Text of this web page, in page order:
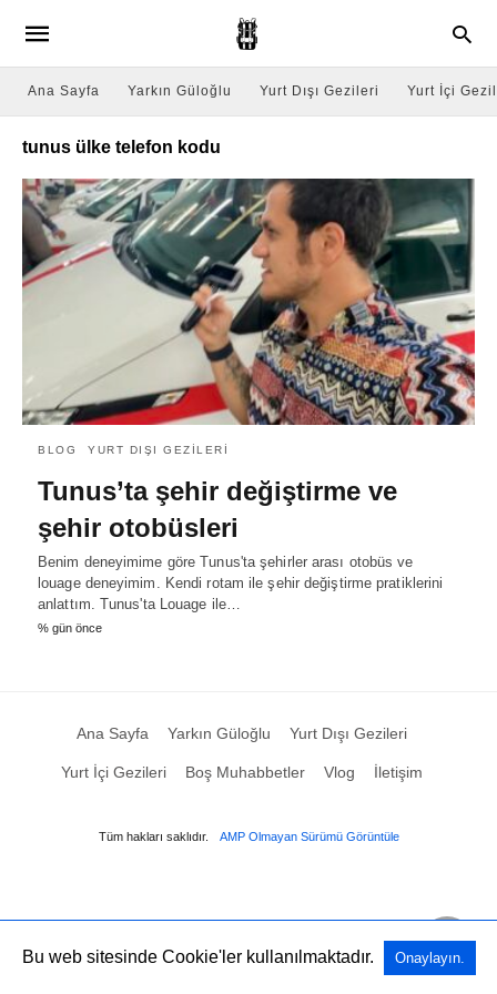
Ana Sayfa Yarkın Güloğlu Yurt Dışı Gezileri Yurt İçi
tunus ülke telefon kodu
BLOG YURT DIŞI GEZILERI
Tunus’ta şehir değiştirme ve
şehir otobüsleri
Benim deneyimime göre Tunus'ta şehirler arası otobüs ve
louage deneyimim. Kendi rotam ile şehir değiştirme pratiklerini
anlattım. Tunus'ta Louage ile…
% gün önce
Ana Sayfa Yarkın Güloğlu Yurt Dışı Gezileri
Yurt İçi Gezileri Boş Muhabbetler Vlog İletişim
Tüm hakları saklıdır. AMP Olmayan Sürümü Görüntüle
Bu web sitesinde Cookie'ler kullanılmaktadır. Onaylayın.